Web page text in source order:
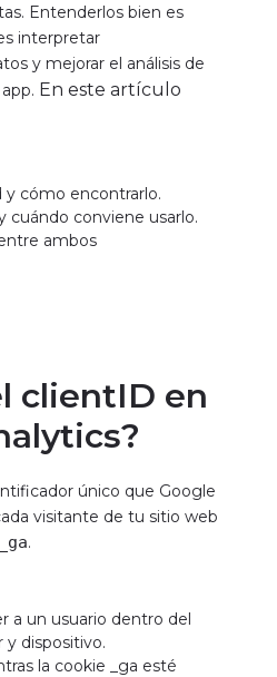
Entenderlos bien es
interpretar
y mejorar el análisis de
En este artículo
y cómo encontrarlo.
cuándo conviene usarlo.
ambos
clientID en
único que Google
visitante de tu sitio web
_ga.
a un usuario dentro del
dispositivo.
la cookie _ga esté